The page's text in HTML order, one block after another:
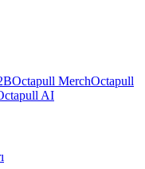
Octapull MerchOctapull
AI